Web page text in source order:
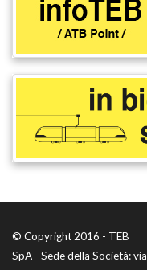
© Copyright 2016 - TEB
SpA - Sede della Società: via